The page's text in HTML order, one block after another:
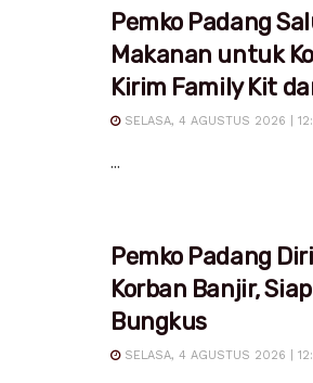
Pemko Padang
Makanan untuk
Kirim Family Kit
SELASA, 4 AGUSTUS 2026 |
...
Pemko Padang
Korban Banjir,
Bungkus
SELASA, 4 AGUSTUS 2026 |